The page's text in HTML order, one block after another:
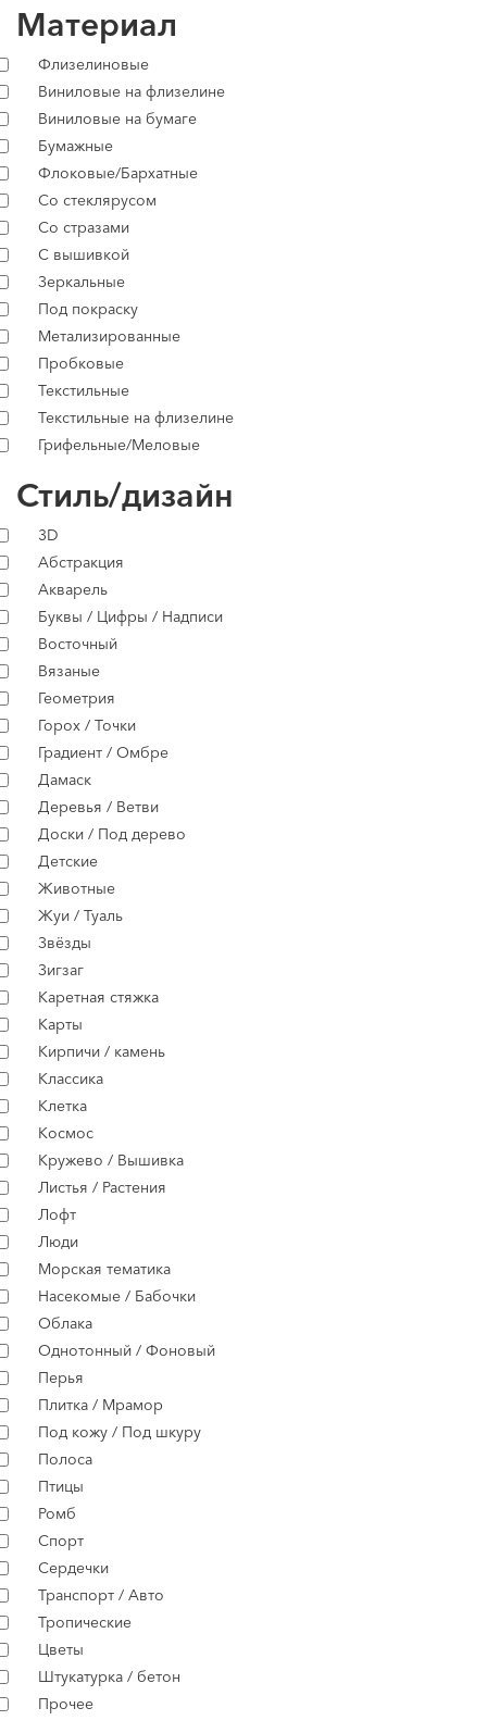
Материал
Флизелиновые
Виниловые на флизелине
Виниловые на бумаге
Бумажные
Флоковые/Бархатные
Со стеклярусом
Со стразами
С вышивкой
Зеркальные
Под покраску
Метализированные
Пробковые
Текстильные
Текстильные на флизелине
Грифельные/Меловые
Стиль/дизайн
3D
Абстракция
Акварель
Буквы / Цифры / Надписи
Восточный
Вязаные
Геометрия
Горох / Точки
Градиент / Омбре
Дамаск
Деревья / Ветви
Доски / Под дерево
Детские
Животные
Жуи / Туаль
Звёзды
Зигзаг
Каретная стяжка
Карты
Кирпичи / камень
Классика
Клетка
Космос
Кружево / Вышивка
Листья / Растения
Лофт
Люди
Морская тематика
Насекомые / Бабочки
Облака
Однотонный / Фоновый
Перья
Плитка / Мрамор
Под кожу / Под шкуру
Полоса
Птицы
Ромб
Спорт
Сердечки
Транспорт / Авто
Тропические
Цветы
Штукатурка / бетон
Прочее